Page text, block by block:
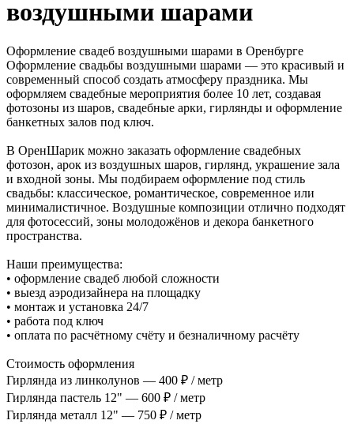
воздушными шарами
Оформление свадеб воздушными шарами в Оренбурге
Оформление свадьбы воздушными шарами — это красивый и
современный способ создать атмосферу праздника. Мы
оформляем свадебные мероприятия более 10 лет, создавая
фотозоны из шаров, свадебные арки, гирлянды и оформление
банкетных залов под ключ.
В ОренШарик можно заказать оформление свадебных
фотозон, арок из воздушных шаров, гирлянд, украшение зала
и входной зоны. Мы подбираем оформление под стиль
свадьбы: классическое, романтическое, современное или
минималистичное. Воздушные композиции отлично подходят
для фотосессий, зоны молодожёнов и декора банкетного
пространства.
Наши преимущества:
• оформление свадеб любой сложности
• выезд аэродизайнера на площадку
• монтаж и установка 24/7
• работа под ключ
• оплата по расчётному счёту и безналичному расчёту
Стоимость оформления
Гирлянда из линколунов — 400 ₽ / метр
Гирлянда пастель 12" — 600 ₽ / метр
Гирлянда металл 12" — 750 ₽ / метр